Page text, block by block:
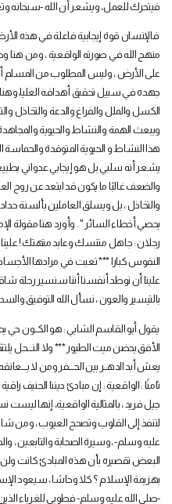
فيتحرك للعمل، ويشعر أن الله -سبحانه
فالإنسان قوة إيجابية فاعلة في هذه
منهج الله في صورته الواقعية ، ومن
على الأرض ، وليس المطلوب من المسلم
جهده في سبيل تحقيق أهدافه العليا،وهنا
الكسل والملل والفراغ والدعة والتخاذل
ويبعث الهمة والنشاط والحيوية
هذا النشاط و الحيوية المتوقدة والحماسة
يشعر أنه سلبي بل هو إيجابي عدواني
والضعف غالبًا ما يكون قد ابتعد عن روح
والتخاذل ، بل ويسلق العاملين بألسنة
يحصي أخطاء السائر " . وأورد هنا مقولة
رجلان : جاهل متنسك وعابد متهتك ! علينا
النفوس كبارا *** تعبت في مرادها
علينا أن نوطد أنفسنا أننا سنسير رحلة
بالتيسير والعون ، نسأل الله التوفيق
يقول أبو القاسم الشابي : هو الكـــون حي يحب
الأفق يحضن ميت الطيور *** ولا النــــحل
يعش أبد الدهــر بين الحــــفر ومن لا
ثامنًا : الواقعية : إن مبادئ ديننا الحنيف
جيل فريد ، بالمثالية الواقعية، إنها
لتنفذ إلى القلوب وتصحح العيوب ، ومن
عليه وسلم- ،وسيرة الصحابة والتابعين ،
البعض تقصيره بأن هذه المبادئ كانت
بهزيمة الإسلام ؟ كلا وحاشا ، سيعود
-صلى الله عليه وسلم- فطوبى للغرباء